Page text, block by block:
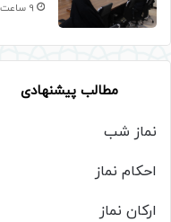
9 ساعت پیش
مطالب پیشنهادی
نماز شب
احکام نماز
ارکان نماز